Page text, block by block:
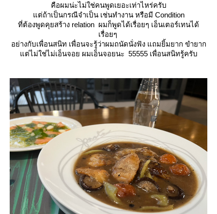
คือผมน่ะไม่ใช่คนพูดเยอะเท่าไหร่ครับ
ต่ถ้าเป็นกรณีจำเป็น เช่นทำงาน หรือมี Condition
ที่ต้องพูดคุยสร้าง relation ผมก็พูดได้เรื่อยๆ เอ็นเตอร์เทนได้
เรื่อยๆ
อย่างกับเพื่อนสนิท เพื่อนจะรู้ว่าผมถนัดนั่งฟัง แถมยิ้มยาก ขำยาก
ต่ไม่ใช่ไม่เอ็นจอย ผมเอ็นจอยนะ 55555 เพื่อนสนิทรู้ครับ